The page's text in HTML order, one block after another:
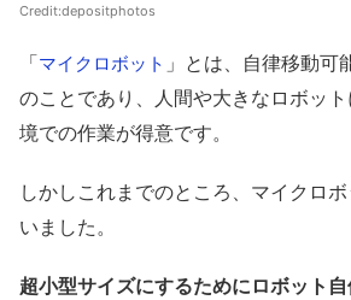
Credit:depositphotos
「マイクロボット 」とは、自律移動可
のことであり、人間や大きなロボッ
境での作業が得意です。
しかしこれまでのところ、マイクロ
いました。
超小型サイズにするためにロボット